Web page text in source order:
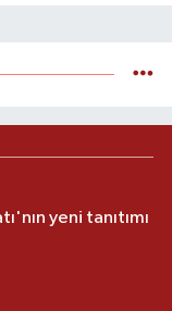
yeni tanıtımı